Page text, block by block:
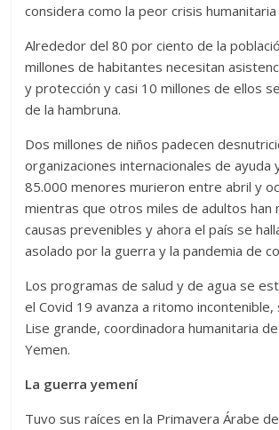
considera como la peor crisis
Alrededor del 80 por ciento de la
millones de habitantes necesitan
y protección y casi 10 millones de ellos
de la hambruna.
Dos millones de niños padecen
organizaciones internacionales de ayuda
85.000 menores murieron entre abril y
mientras que otros miles de adultos han
causas prevenibles y ahora el país se
asolado por la guerra y la pandemia de
Los programas de salud y de agua se
el Covid 19 avanza a ritomo incontenible,
Lise grande, coordinadora humanitaria
Yemen.
La guerra yemení
Tuvo sus raíces en la Primavera Árabe